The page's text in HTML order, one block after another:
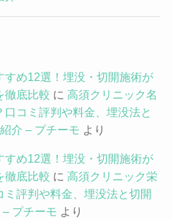
め12選！埋没・切開施術が
徹底比較 に 高須クリニック名
コミ評判や料金、埋没法と
介 – プチーモ より
め12選！埋没・切開施術が
徹底比較 に 高須クリニック栄
評判や料金、埋没法と切開
プチーモ より